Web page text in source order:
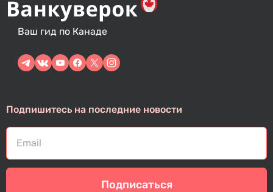
Ваш гид по Канаде
Подпишитесь на последние новости
Подписаться